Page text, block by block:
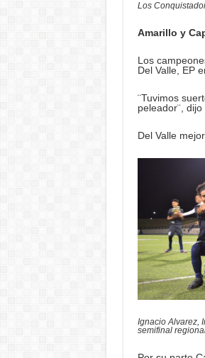
Los
Amarillo y
Los
Del Valle, EP
¨Tuvimos
peleador¨,
Del Valle
Ignacio Alvarez,
semifinal